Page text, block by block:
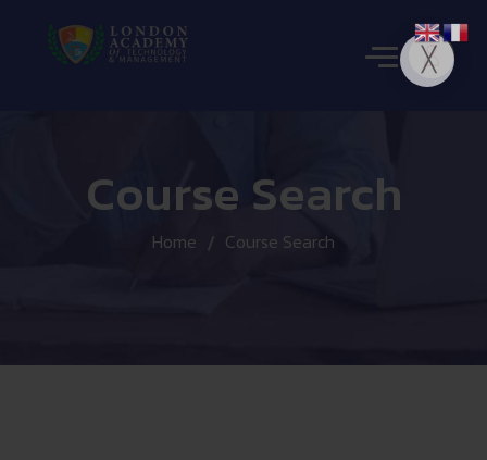
Course Search
Home Course Search